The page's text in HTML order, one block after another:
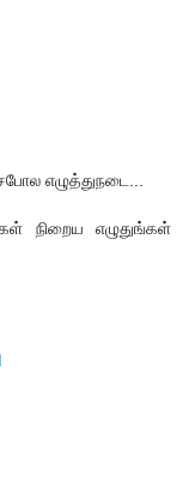
எழுத்துநடை...
நிறைய எழுதுங்கள்